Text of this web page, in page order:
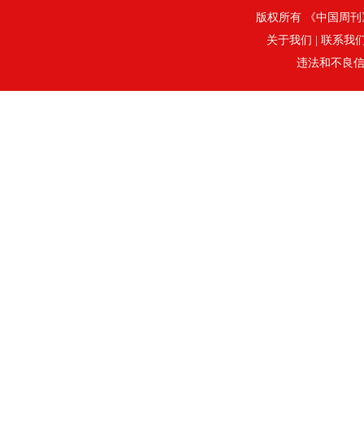
版权所有 《中国周刊
关于我们
联系我
违法和不良